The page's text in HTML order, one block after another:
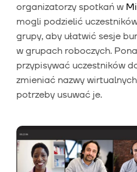
organizatorzy spotkań w
mogli podzielić
grupy, aby ułatwić sesje
w grupach roboczych.
przypisywać uczestników
zmieniać nazwy
potrzeby usuwać je.